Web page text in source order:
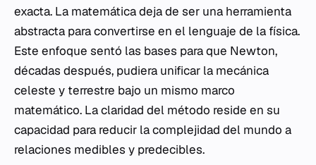
exacta. La matemática deja de ser una herramienta
abstracta para convertirse en el lenguaje de la física.
Este enfoque sentó las bases para que Newton,
décadas después, pudiera unificar la mecánica
celeste y terrestre bajo un mismo marco
matemático. La claridad del método reside en su
capacidad para reducir la complejidad del mundo a
relaciones medibles y predecibles.